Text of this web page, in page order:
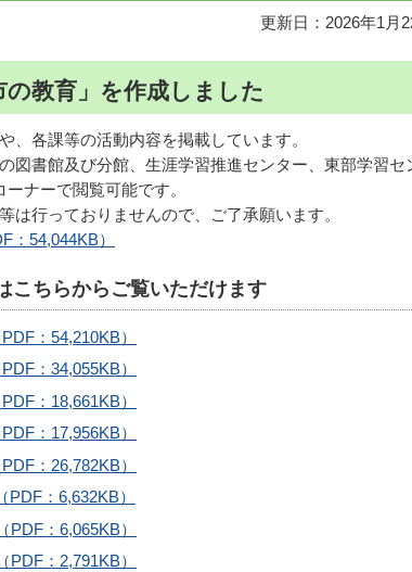
更新日：2026年1月
教育」を作成しました
、各課等の活動内容を掲載しています。
図書館及び分館、生涯学習推進センター、東部学習セ
ナーで閲覧可能です。
は行っておりませんので、ご了承願います。
：54,044KB）
こちらからご覧いただけます
：54,210KB）
：34,055KB）
：18,661KB）
：17,956KB）
：26,782KB）
：6,632KB）
：6,065KB）
：2,791KB）